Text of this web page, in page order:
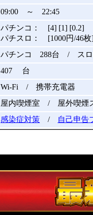
09:00 ～ 22:45
パチンコ： [4] [1] [0.2]
パチスロ： [1000円/46枚]
パチンコ 288台 / スロ
407 台
Wi-Fi / 携帯充電器
屋内喫煙室 / 屋外喫煙
感染症対策 / 自己申告